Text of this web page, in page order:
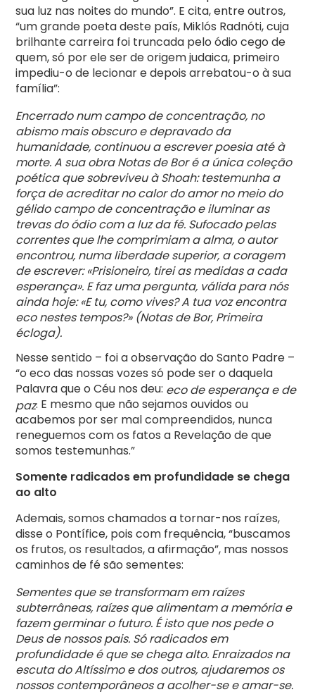
sua luz nas noites do mundo”. E cita, entre outros,
“um grande poeta deste país, Miklós Radnóti, cuja
brilhante carreira foi truncada pelo ódio cego de
quem, só por ele ser de origem judaica, primeiro
impediu-o de lecionar e depois arrebatou-o à sua
família”:
Encerrado num campo de concentração, no
abismo mais obscuro e depravado da
humanidade, continuou a escrever poesia até à
morte. A sua obra Notas de Bor é a única coleção
poética que sobreviveu à Shoah: testemunha a
força de acreditar no calor do amor no meio do
gélido campo de concentração e iluminar as
trevas do ódio com a luz da fé. Sufocado pelas
correntes que lhe comprimiam a alma, o autor
encontrou, numa liberdade superior, a coragem
de escrever: «Prisioneiro, tirei as medidas a cada
esperança». E faz uma pergunta, válida para nós
ainda hoje: «E tu, como vives? A tua voz encontra
eco nestes tempos?» (Notas de Bor, Primeira
écloga).
Nesse sentido – foi a observação do Santo Padre –
“o eco das nossas vozes só pode ser o daquela
Palavra que o Céu nos deu: eco de esperança e de
paz. E mesmo que não sejamos ouvidos ou
acabemos por ser mal compreendidos, nunca
reneguemos com os fatos a Revelação de que
somos testemunhas.”
Somente radicados em profundidade se chega
ao alto
Ademais, somos chamados a tornar-nos raízes,
disse o Pontífice, pois com frequência, “buscamos
os frutos, os resultados, a afirmação”, mas nossos
caminhos de fé são sementes:
Sementes que se transformam em raízes
subterrâneas, raízes que alimentam a memória e
fazem germinar o futuro. É isto que nos pede o
Deus de nossos pais. Só radicados em
profundidade é que se chega alto. Enraizados na
escuta do Altíssimo e dos outros, ajudaremos os
nossos contemporâneos a acolher-se e amar-se.